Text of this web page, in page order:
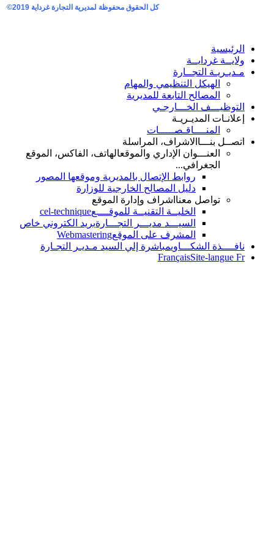
كل الحقوق محفوظة لمديرية التجارة غرداية2019©
التجــارة
التنظيمي والمهام
التابعة للمديرية
الخـــارجـي
المديـريـة
الاشراف، المراسلة
الإداري والموقع الهاتف، الفاكس، الموقع
روابط الإتصال بالمديرية وموقعها المصور
دليل المصالح الخارجية للوزارة
اشراف وإدارة الموقع
الخليــة التقنيــة للموقــــعcel-technique
السيـــد مديـــر التجـــارةبريد الكتروني خاص
المشرف على الموقعWebmastering
الشكـــاويمباشرة إلي السيد مـديـر التجـارة
Français Site-